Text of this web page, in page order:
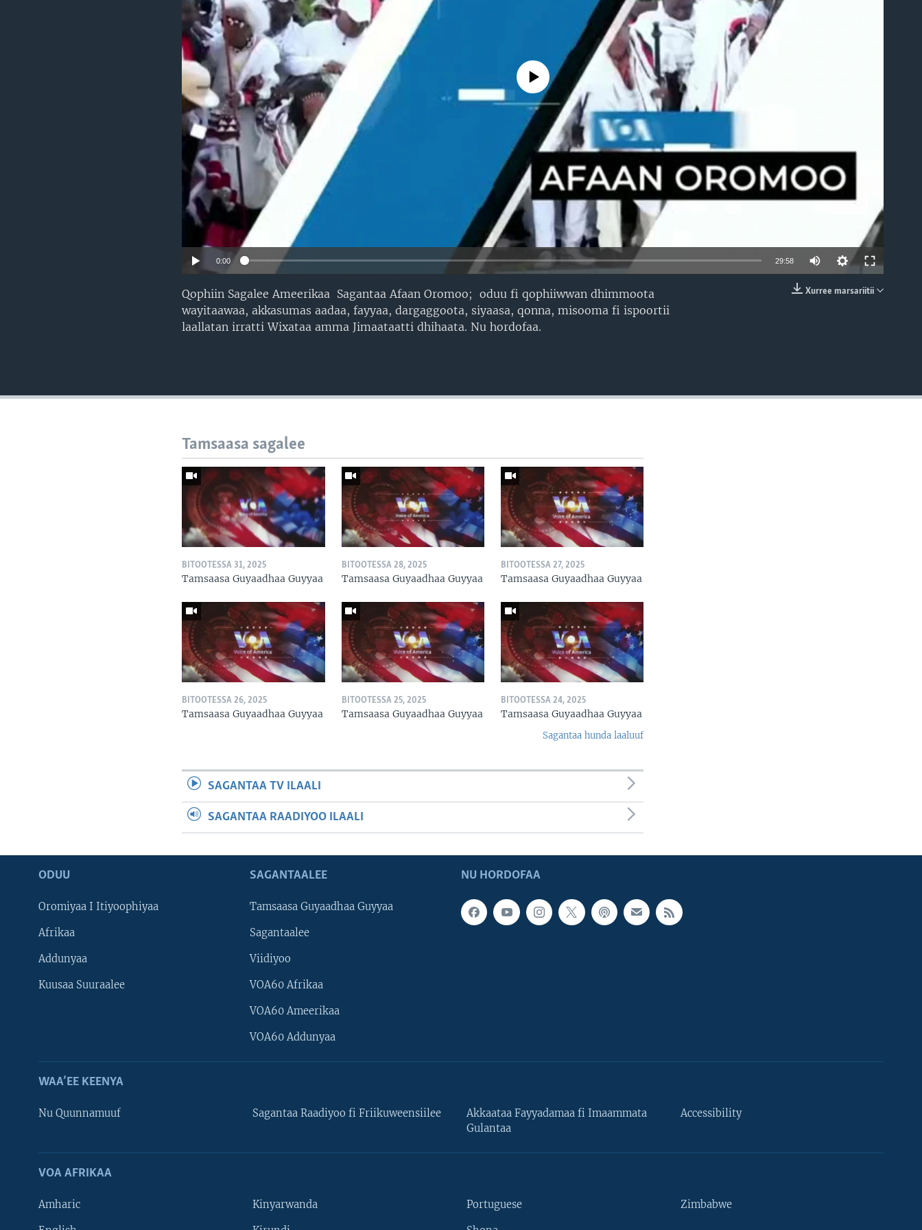
NU HORDOFAA
No media source currently available
0:00 29:58
Xurree marsariitii
Qophiin Sagalee Ameerikaa Sagantaa Afaan Oromoo; oduu fi qophiiwwan dhimmoota
wayitaawaa, akkasumas aadaa, fayyaa, dargaggoota, siyaasa, qonna, misooma fi ispoortii
laallatan irratti Wixataa amma Jimaataatti dhihaata. Nu hordofaa.
Tamsaasa sagalee
BITOOTESSA 31, 2025
Tamsaasa Guyaadhaa Guyyaa
BITOOTESSA 28, 2025
Tamsaasa Guyaadhaa Guyyaa
BITOOTESSA 27, 2025
Tamsaasa Guyaadhaa Guyyaa
BITOOTESSA 26, 2025
Tamsaasa Guyaadhaa Guyyaa
BITOOTESSA 25, 2025
Tamsaasa Guyaadhaa Guyyaa
BITOOTESSA 24, 2025
Tamsaasa Guyaadhaa Guyyaa
Sagantaa hunda laaluuf
SAGANTAA TV ILAALI
SAGANTAA RAADIYOO ILAALI
NU HORDOFAA
ODUU
Oromiyaa I Itiyoophiyaa
Afrikaa
Addunyaa
Kuusaa Suuraalee
SAGANTAALEE
Tamsaasa Guyaadhaa Guyyaa
Sagantaalee
Viidiyoo
VOA60 Afrikaa
VOA60 Ameerikaa
VOA60 Addunyaa
WAA’EE KEENYA
Nu Quunnamuuf Sagantaa Raadiyoo fi Friikuweensiilee
Akkaataa Fayyadamaa fi Imaammata
Gulantaa
Accessibility
VOA AFRIKAA
Amharic Kinyarwanda Portuguese Zimbabwe